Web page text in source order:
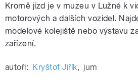
Kromě jízd je v muzeu v Lužné k
motorových a dalších vozidel.
modelové kolejiště nebo výstavu
zařízení.
autoři: Kryštof Jiřík, jum